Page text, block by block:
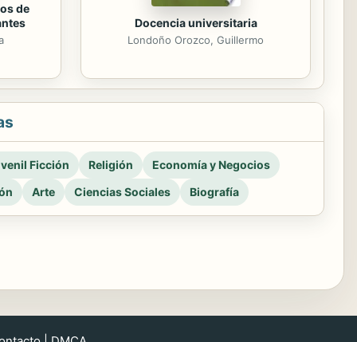
de
Docencia universitaria
Londoño Orozco, Guillermo
Ficción Religión
Economía y Negocios
Arte Ciencias Sociales Biografía